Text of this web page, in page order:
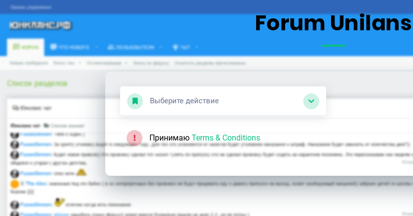
Forum Unilans
Выберите действие
Принимаю Terms & Conditions